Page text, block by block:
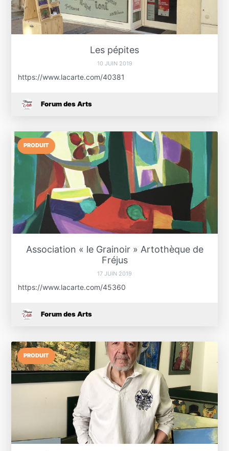
Les pépites
10 JUIN 2019
https://www.lacarte.com/40381
Forum des Arts
PRODUIT
Association « le Grainoir » Artothèque de
Fréjus
17 JUIN 2019
https://www.lacarte.com/45360
Forum des Arts
PRODUIT